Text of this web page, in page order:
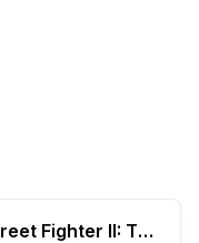
Street Fighter II: The World Warrior